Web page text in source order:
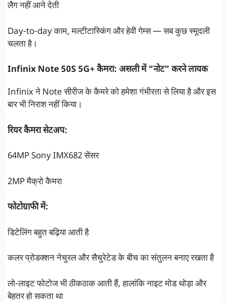
लैग नहीं आने देती
Day-to-day काम, मल्टीटास्किंग और हेवी गेम्स — सब कुछ स्मूदली
चलता है।
Infinix Note 50S 5G+ कैमरा: असली में “नोट” करने लायक
Infinix ने Note सीरीज के कैमरे को हमेशा गंभीरता से लिया है और इस
बार भी निराश नहीं किया।
रियर कैमरा सेटअप:
64MP Sony IMX682 सेंसर
2MP मैक्रो कैमरा
फोटोग्राफी में:
डिटेलिंग बहुत बढ़िया आती है
कलर प्रोडक्शन नेचुरल और सैचुरेटेड के बीच का संतुलन बनाए रखता है
लो-लाइट फोटोज भी ठीकठाक आती हैं, हालांकि नाइट मोड थोड़ा और
बेहतर हो सकता था